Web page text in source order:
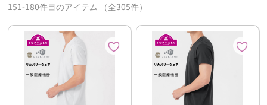
151-180件目のアイテム （全305件）